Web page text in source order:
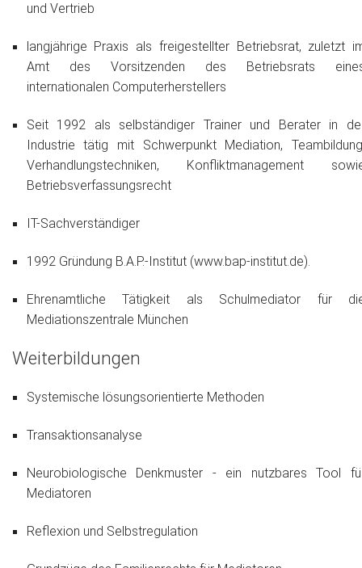
und Vertrieb
lang­­jährige Praxis als freigestellter Betriebsrat, zuletzt
Amt des Vorsitzenden des Betriebsrats
internationalen Computerherstellers
Seit 1992 als selbständiger Trainer und Berater in
Industrie tätig mit Schwerpunkt Mediation,
Verhandlungstechniken, Konfliktmanagement
Betriebsverfassungsrecht
IT-Sachverständiger
1992 Gründung B.A.P.-Institut (www.bap-institut.de).
Ehrenamtliche Tätigkeit als Schulmediator für
Mediationszentrale München
Weiterbildungen
Systemische lösungsorientierte Methoden
Transaktionsanalyse
Neurobiologische Denkmuster - ein nutzbares Tool
Mediatoren
Reflexion und Selbstregulation